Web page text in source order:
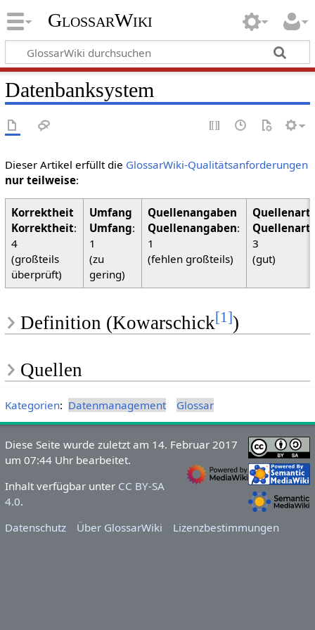
GlossarWiki
Datenbanksystem
Dieser Artikel erfüllt die GlossarWiki-Qualitätsanforderungen
nur teilweise:
Korrektheit:
4
(großteils
überprüft)
Umfang:
1
(zu
gering)
Quellenangaben:
1
(fehlen großteils)
3
(gut)
Definition (Kowarschick[1])
Quellen
Kategorien: Datenmanagement Glossar
Diese Seite wurde zuletzt am 14. Februar 2017
um 07:44 Uhr bearbeitet.
Inhalt verfügbar unter CC BY-SA
4.0.
Datenschutz
Über GlossarWiki Lizenzbestimmungen